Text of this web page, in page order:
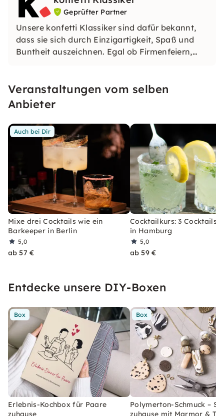
Geprüfter Partner
Unsere konfetti Klassiker sind dafür bekannt,
dass sie sich durch Einzigartigkeit, Spaß und
Buntheit auszeichnen. Egal ob Firmenfeiern,
erleben, welches Du so schnell nicht vergessen
wirst.
Veranstaltungen vom selben
Anbieter
Auch bei Dir
Mixe drei Cocktails wie ein
Barkeeper in Berlin
5,0
ab 57 €
Cocktailkurs: 3 Cocktails
in Hamburg
5,0
ab 59 €
Entdecke unsere DIY-Boxen
Box
Erlebnis-Kochbox für Paare
zuhause
Box
Polymerton-Schmuck –
zuhause mit Marmor &